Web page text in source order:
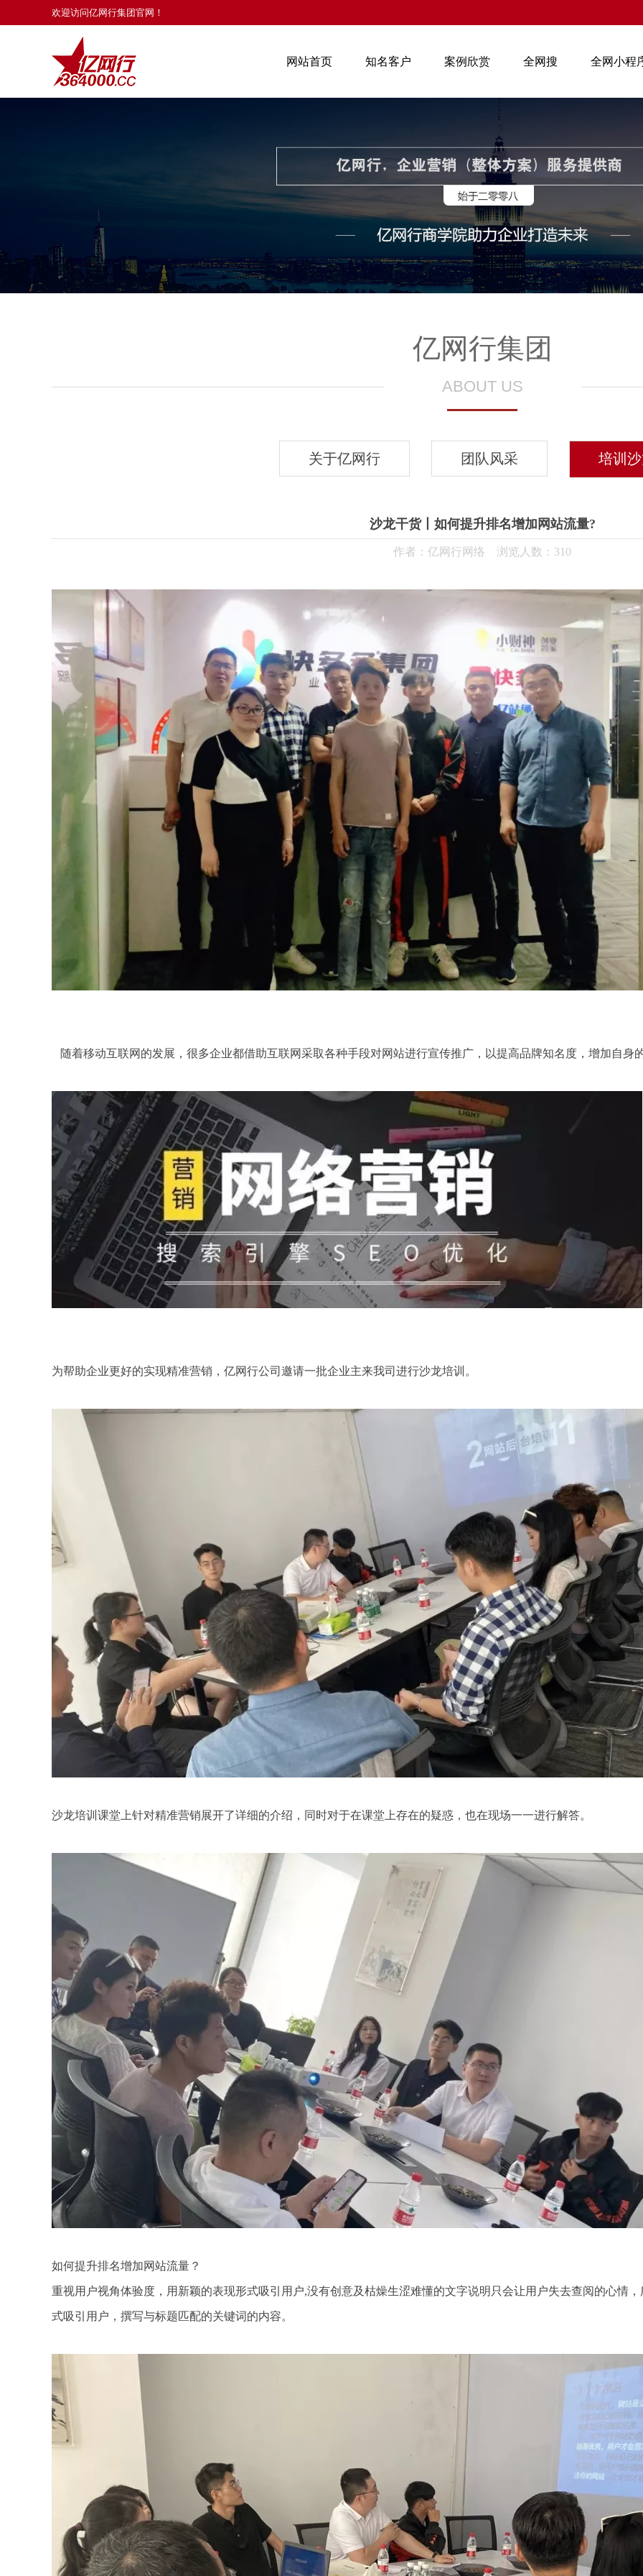
欢迎访问亿网行集团官网！
网站首页 知名客户 案例欣赏 全网搜 全网小程
亿网行集团
ABOUT US
关于亿网行 团队风采 培训
沙龙干货丨如何提升排名增加网站流量?
作者：亿网行网络 浏览人数： 310
随着移动互联网的发展，很多企业都借助互联网采取各种手段对网站进行宣传推广，以提高品牌知名度，增加自身
为帮助企业更好的实现精准营销， 亿网行公司 邀请一批企业主来我司进行沙龙培训。
沙龙培训课堂上针对精准营销展开了详细的介绍，同时对于在课堂上存在的疑惑，也在现场一一进行解答。
如何提升排名增加网站流量？
重视用户视角体验度，用新颖的表现形式吸引用户,没有创意及枯燥生涩难懂的文字说明只会让用户失去查阅的心情，
式吸引用户，撰写与标题匹配的关键词的内容。